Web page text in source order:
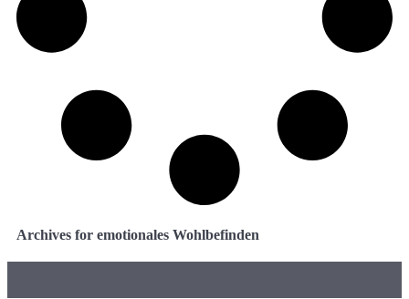
Archives for emotionales Wohlbefinden